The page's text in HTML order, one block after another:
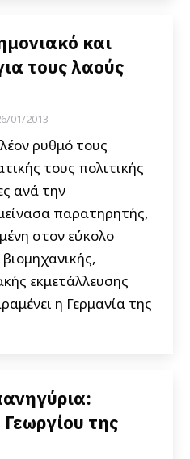
και
τους λαούς
01/2013
ρυθμό τους
τους πολιτικής
ανά την
παρατηρητής,
στον εύκολο
εκμετάλλευσης
η Γερμανία της
της